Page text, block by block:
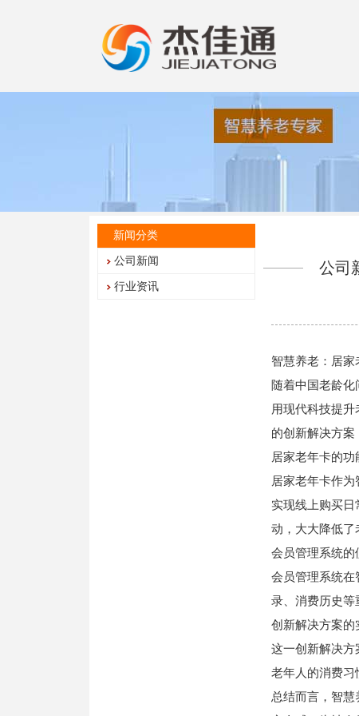
新闻分类
公司新闻
行业资讯
公司
智慧养老：居
随着中国老龄
用现代科技提
的创新解决方案
居家老年卡的功
居家老年卡作
实现线上购买
动，大大降低了
会员管理系统的
会员管理系统在
录、消费历史等
创新解决方案的
这一创新解决方
老年人的消费习
总结而言，智